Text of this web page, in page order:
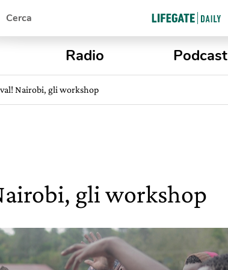
Cerca
Radio Podcast
Nairobi, gli workshop
gli workshop